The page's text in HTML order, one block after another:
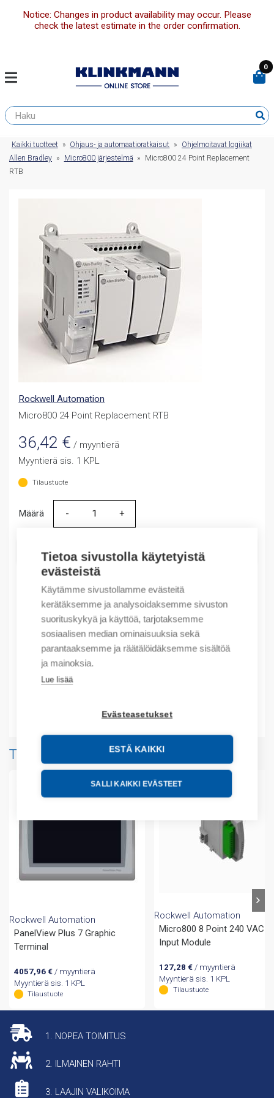
Tietoa sivustolla käytetyistä
evästeistä
Käytämme sivustollamme evästeitä
kerätäksemme ja analysoidaksemme sivuston
suorituskykyä ja käyttöä, tarjotaksemme
sosiaalisen median ominaisuuksia sekä
parantaaksemme ja räätälöidäksemme sisältöä
ja mainoksia.
Lue lisää
Evästeasetukset
ESTÄ KAIKKI
SALLI KAIKKI EVÄSTEET
Notice: Changes in product availability may occur. Please
check the latest estimate in the order confirmation.
0
Kaikki tuotteet » Ohjaus- ja automaatioratkaisut »
Ohjelmoitavat logiikat
Allen Bradley » Micro800 järjestelmä »
Micro800 24 Point Replacement
RTB
Rockwell Automation
Micro800 24 Point Replacement RTB
36,42 € / myyntierä
Myyntierä sis. 1 KPL
Tilaustuote
Määrä
Määrä
LISÄÄ OSTOSKORIIN
Tuotekoodit
Tilauskoodi: 2080RPL24RTB
Valmistajan tuotenumero: 2080-RPL24RTB
Tuotteen tullikoodi: 85366990
EAN: 00885630582887
Tuotteita samalta valmistajalta
Rockwell Automation
PanelView Plus 7 Graphic
Terminal
4057,96 €/ myyntierä
Myyntierä sis. 1 KPL
Tilaustuote
Rockwell Automation
Micro800 8 Point 240 VAC
Input Module
127,28 € / myyntierä
Myyntierä sis. 1 KPL
Tilaustuote
1. NOPEA TOIMITUS
2. ILMAINEN RAHTI
3. LAAJIN VALIKOIMA